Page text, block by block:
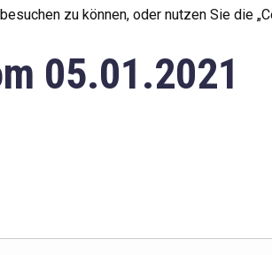
05.01.2021
zu können, oder nutzen Sie die